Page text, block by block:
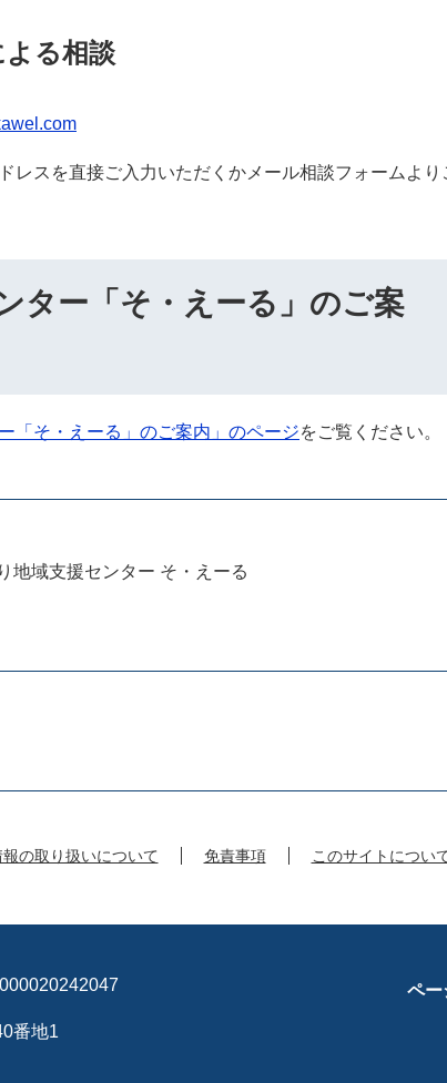
る相談
レスを直接ご入力いただくかメール相談フォームより
ター「そ・えーる」のご案
「そ・えーる」のご案内」のページをご覧ください。
地域支援センター そ・えーる
の取り扱いについて 免責事項 このサイトについ
番地1
ペー